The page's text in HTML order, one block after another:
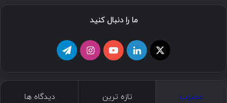
ما را دنبال کنید
محبوب تازه ترین دیدگاه ها